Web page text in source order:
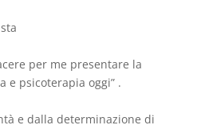
per me presentare la
e psicoterapia oggi” .
e dalla determinazione di